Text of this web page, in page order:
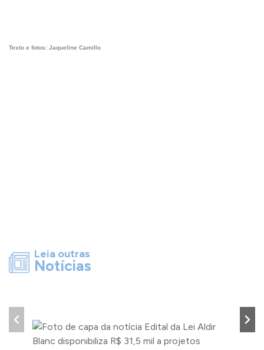
Texto e fotos: Jaqueline Camillo
Leia outras
Notícias